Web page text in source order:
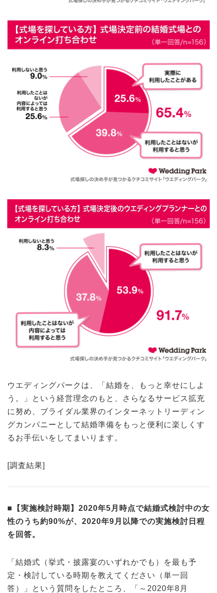
ウエディングパークは、「結婚を、もっと幸せにしよ
う。」という経営理念のもと、さらなるサービス拡充
に努め、ブライダル業界のインターネットリーディン
グカンパニーとして結婚準備をもっと便利に楽しくす
るお手伝いをしてまいります。
[調査結果]
■【実施検討時期】2020年5月時点で結婚式検討中の女
性のうち約90%が、2020年9月以降での実施検討日程
を回答。
「結婚式（挙式・披露宴のいずれかでも）を最も予
定・検討している時期を教えてください（単一回
答）」という質問をしたところ、「～2020年8月